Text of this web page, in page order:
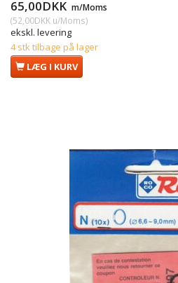
65,00DKK m/Moms
(52,00DKK u/Moms)
ekskl. levering
4 stk tilbage på lager
LÆG I KURV